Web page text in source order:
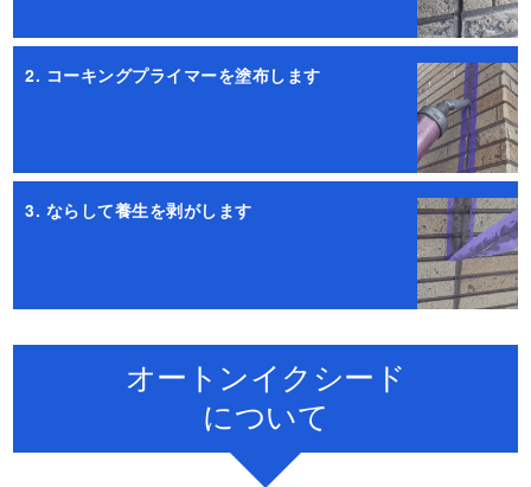
2. コーキングプライマーを塗布します
3. ならして養生を剥がします
オートンイクシード
について